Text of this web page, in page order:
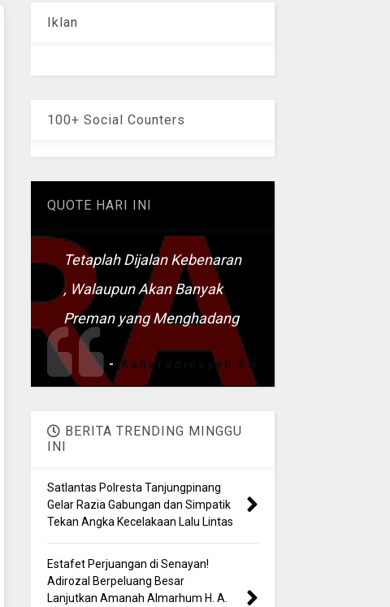
Iklan
100+ Social Counters
QUOTE HARI INI
Tetaplah Dijalan Kebenaran
, Walaupun Akan Banyak
Preman yang Menghadang
-Kaharudinsyah SH
BERITA TRENDING MINGGU
INI
Satlantas Polresta Tanjungpinang
Gelar Razia Gabungan dan Simpatik
Tekan Angka Kecelakaan Lalu Lintas
Estafet Perjuangan di Senayan!
Adirozal Berpeluang Besar
Lanjutkan Amanah Almarhum H. A.